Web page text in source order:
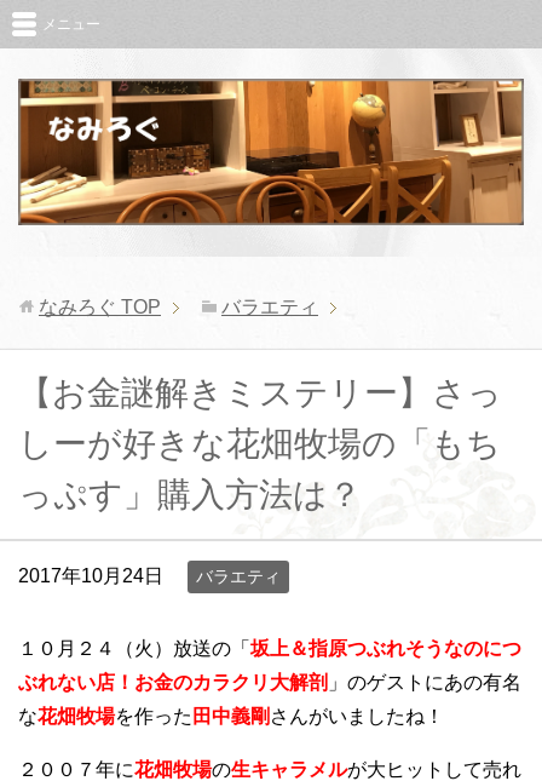
メニュー
なみろぐ TOP バラエティ
【お金謎解きミステリー】さっ
しーが好きな花畑牧場の「もち
っぷす」購入方法は？
2017年10月24日 バラエティ
１０月２４（火）放送の「 坂上＆指原つぶれそうなのにつ
ぶれない店！お金のカラクリ大解剖 」のゲストにあの有名
な花畑牧場を作った 田中義剛 さんがいましたね！
２００７年に花畑牧場の生キャラメルが大ヒットして売れ